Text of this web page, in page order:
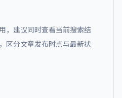
，建议同时查看当前搜索结
区分文章发布时点与最新状